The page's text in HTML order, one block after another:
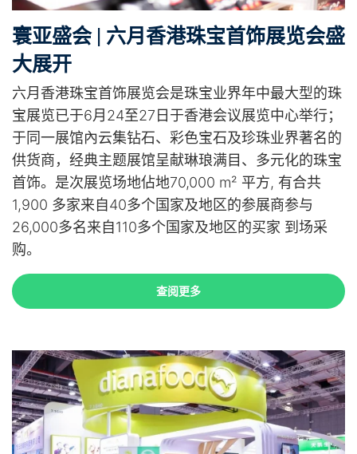
寰亚盛会 | 六月香港珠宝首饰展览会盛
大展开
六月香港珠宝首饰展览会是珠宝业界年中最大型的珠
宝展览已于6月24至27日于香港会议展览中心举行；
于同一展馆內云集钻石、彩色宝石及珍珠业界著名的
供货商，经典主题展馆呈献琳琅满目、多元化的珠宝
首饰。是次展览场地佔地70,000 m² 平方, 有合共
1,900 多家来自40多个国家及地区的参展商参与
26,000多名来自110多个国家及地区的买家 到场采
购。
查阅更多